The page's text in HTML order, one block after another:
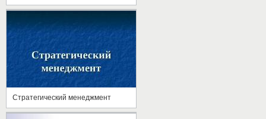
Стратегический менеджмент